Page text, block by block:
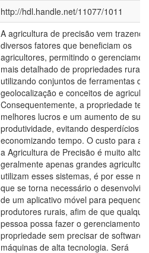
http://hdl.handle.net/11077/1011
A agricultura de precisão vem trazendo
diversos fatores que beneficiam os
agricultores, permitindo o
mais detalhado de propriedades rurais,
utilizando conjuntos de ferramentas de
geolocalização e conceitos de
Consequentemente, a propriedade terá
melhores lucros e um aumento de sua
produtividade, evitando desperdícios e
economizando tempo. O custo para
a Agricultura de Precisão é muito alto,
geralmente apenas grandes
utilizam esses sistemas, é por esse
que se torna necessário o
de um aplicativo móvel para pequenos
produtores rurais, afim de que
pessoa possa fazer o gerenciamento
propriedade sem precisar de
máquinas de alta tecnologia. Será